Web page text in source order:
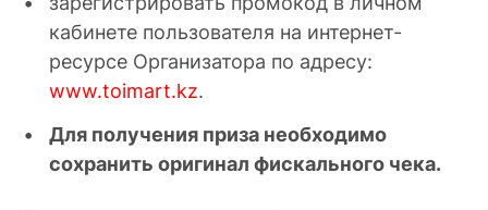
кабинете пользователя на интернет-
ресурсе Организатора по адресу:
www.toimart.kz.
Для получения приза необходимо
сохранить оригинал фискального чека.